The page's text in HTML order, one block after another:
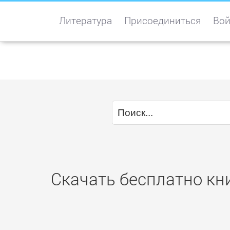
Литература Присоединиться
Скачать бесплатно